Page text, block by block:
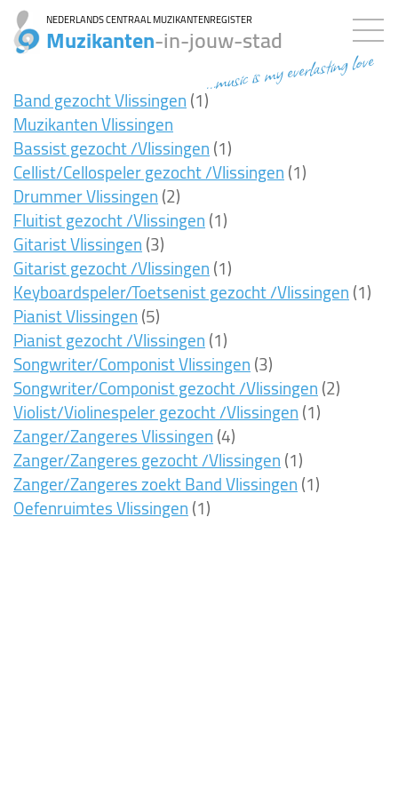
NEDERLANDS CENTRAAL MUZIKANTENREGISTER
Muzikanten-in-jouw-stad
...music is my everlasting love
Band gezocht Vlissingen(1)
Muzikanten Vlissingen
Bassist gezocht /Vlissingen(1)
Cellist/Cellospeler gezocht /Vlissingen(1)
Drummer Vlissingen(2)
Fluitist gezocht /Vlissingen(1)
Gitarist Vlissingen(3)
Gitarist gezocht /Vlissingen(1)
Keyboardspeler/Toetsenist gezocht /Vlissingen(1)
Pianist Vlissingen(5)
Pianist gezocht /Vlissingen(1)
Songwriter/Componist Vlissingen(3)
Songwriter/Componist gezocht /Vlissingen(2)
Violist/Violinespeler gezocht /Vlissingen(1)
Zanger/Zangeres Vlissingen(4)
Zanger/Zangeres gezocht /Vlissingen(1)
Zanger/Zangeres zoekt Band Vlissingen(1)
Oefenruimtes Vlissingen(1)